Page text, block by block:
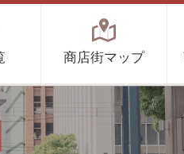
商店街マップ